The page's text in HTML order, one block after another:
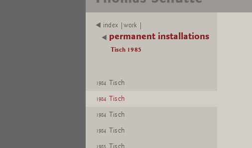
index |work |
permanent installations
Tisch 1985
1984 Tisch
1984 Tisch
1984 Tisch
1984 Tisch
Tisch